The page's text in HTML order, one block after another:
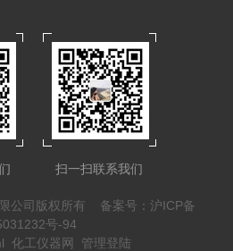
扫一扫联系我们
公司版权所有 备案号：沪ICP备
号-94
化工仪器网 管理登陆